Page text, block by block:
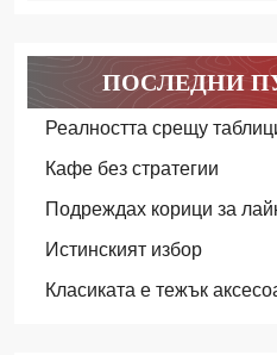
ПОСЛЕДНИ
Реалността срещу
Кафе без стратегии
Подреждах корици за
Истинският избор
Класиката е тежък